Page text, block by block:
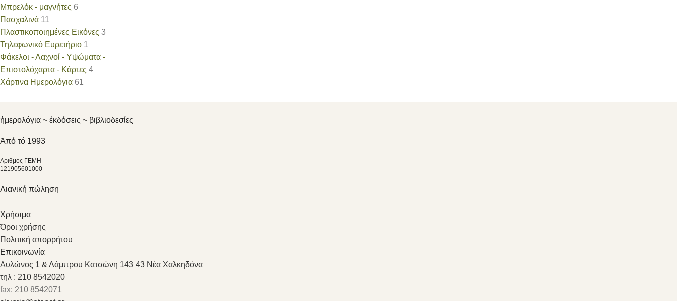
Μπρελόκ - μαγνήτες 6
Πασχαλινά 11
Πλαστικοποιημένες Εικόνες 3
Τηλεφωνικό Ευρετήριο 1
Φάκελοι - Λαχνοί - Υψώματα -
Επιστολόχαρτα - Kάρτες 4
Χάρτινα Ημερολόγια 61
ἡμερολόγια ~ ἐκδόσεις ~ βιβλιοδεσίες
Ἀπό τό 1993
Αριθμός ΓΕΜΗ
121905601000
Λιανική πώληση
Χρήσιμα
Όροι χρήσης
Πολιτική απορρήτου
Επικοινωνία
Αυλώνος 1 & Λάμπρου Κατσώνη 143 43 Νέα Χαλκηδόνα
τηλ : 210 8542020
fax: 210 8542071